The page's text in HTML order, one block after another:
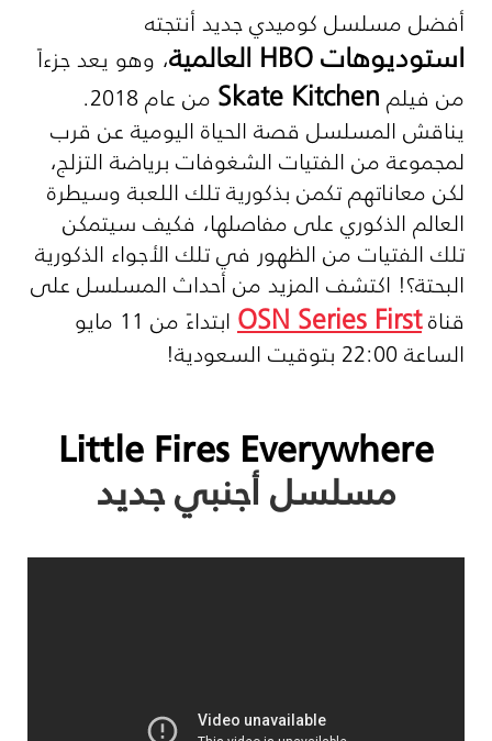
أفضل مسلسل كوميدي جديد أنتجته
استوديوهاتHBOالعالمية، وهو يعد جزءاً
من فيلمSkate Kitchen من عام 2018.
يناقش المسلسل قصة الحياة اليومية عن قرب
لمجموعة من الفتيات الشغوفات برياضة التزلج،
لكن معاناتهم تكمن بذكورية تلك اللعبة وسيطرة
العالم الذكوري على مفاصلها، فكيف سيتمكن
تلك الفتيات من الظهور في تلك الأجواء الذكورية
البحتة؟! اكتشف المزيد من أحداث المسلسل على
قناةOSN Series First ابتداءً من 11 مايو
الساعة 22:00 بتوقيت السعودية !
Little Fires Everywhere
مسلسل أجنبي جديد